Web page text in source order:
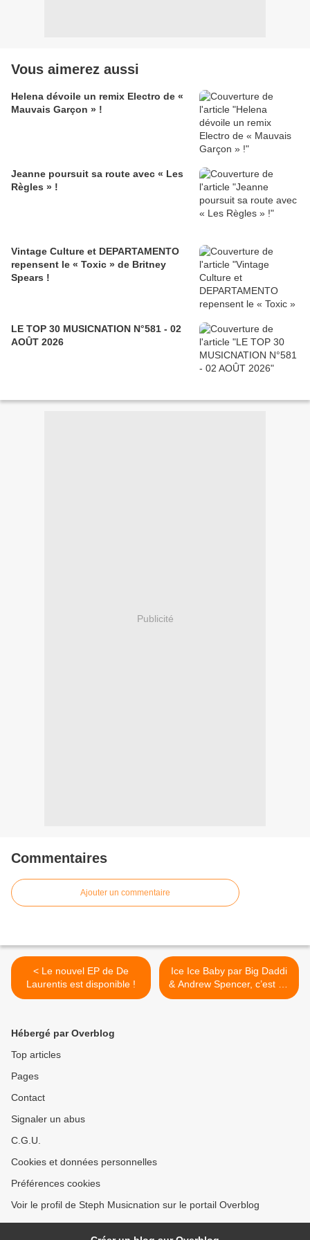
Vous aimerez aussi
Helena dévoile un remix Electro de «
Mauvais Garçon » !
Jeanne poursuit sa route avec « Les
Règles » !
Vintage Culture et DEPARTAMENTO
repensent le « Toxic » de Britney
Spears !
LE TOP 30 MUSICNATION N°581 - 02
AOÛT 2026
Publicité
Commentaires
Ajouter un commentaire
< Le nouvel EP de De
Laurentis est disponible !
Ice Ice Baby par Big Daddi
& Andrew Spencer, c’est un
truc de fou ! >
Hébergé par Overblog
Top articles
Pages
Contact
Signaler un abus
C.G.U.
Cookies et données personnelles
Préférences cookies
Voir le profil de Steph Musicnation sur le portail Overblog